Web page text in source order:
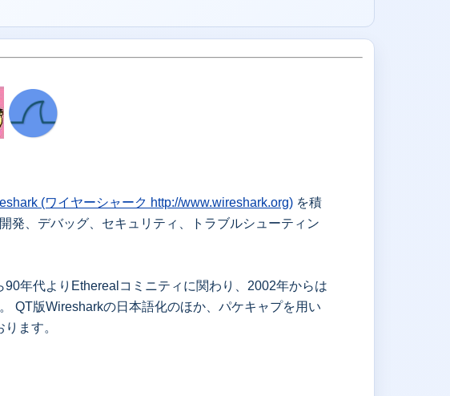
(ワイヤーシャーク http://www.wireshark.org) を積
発、デバッグ、セキュリティ、トラブルシューティン
年代よりEtherealコミニティに関わり、2002年からは
QT版Wiresharkの日本語化のほか、パケキャプを用い
ます。